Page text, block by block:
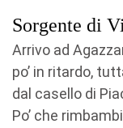
Sorgente di
Arrivo ad
po’ in ritardo,
dal casello di
Po’ che